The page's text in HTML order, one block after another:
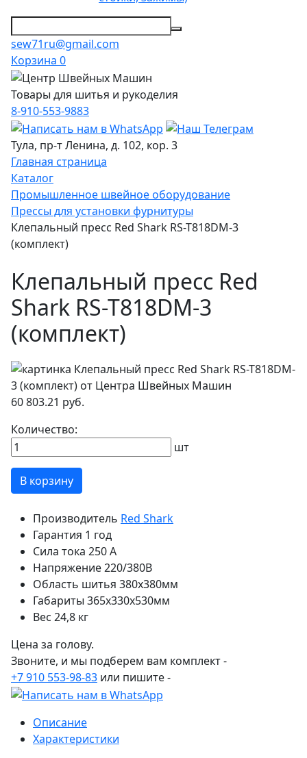
sew71ru@gmail.com
Корзина 0
Товары для шитья и рукоделия
8-910-553-9883
Тула, пр-т Ленина, д. 102, кор. 3
Главная страница
Каталог
Промышленное швейное оборудование
Прессы для установки фурнитуры
Клепальный пресс Red Shark RS-T818DM-3
(комплект)
Клепальный пресс Red
Shark RS-T818DM-3
(комплект)
60 803.21 руб.
Количество:
шт
В корзину
Производитель Red Shark
Гарантия 1 год
Сила тока 250 А
Напряжение220/380В
Область шитья 380х380мм
Габариты 365х330х530мм
Вес 24,8 кг
Цена за голову.
Звоните, и мы подберем вам комплект -
+7 910 553-98-83 или пишите -
Описание
Характеристики